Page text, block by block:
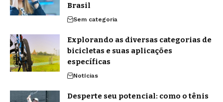
Brasil
Sem categoria
Explorando as diversas categorias de
bicicletas e suas aplicações
específicas
Notícias
Desperte seu potencial: como o tênis